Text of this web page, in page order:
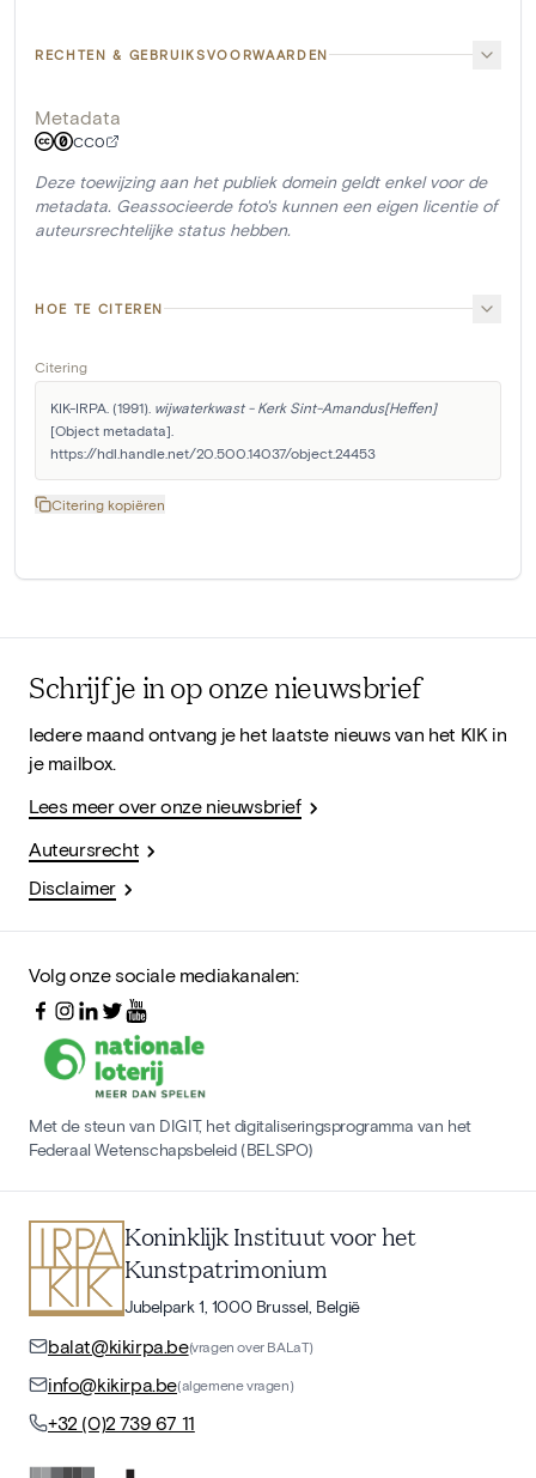
RECHTEN & GEBRUIKSVOORWAARDEN
Metadata
CC0
Deze toewijzing aan het publiek domein geldt enkel voor de
metadata. Geassocieerde foto's kunnen een eigen licentie of
auteursrechtelijke status hebben.
HOE TE CITEREN
Citering
KIK-IRPA. (1991). wijwaterkwast - Kerk Sint-Amandus[Heffen]
[Object metadata].
https://hdl.handle.net/20.500.14037/object.24453
Citering kopiëren
Schrijf je in op onze nieuwsbrief
Iedere maand ontvang je het laatste nieuws van het KIK in
je mailbox.
Lees meer over onze nieuwsbrief
Auteursrecht
Disclaimer
Volg onze sociale mediakanalen:
Met de steun van DIGIT, het digitaliseringsprogramma van het
Federaal Wetenschapsbeleid (BELSPO)
Koninklijk Instituut voor het
Kunstpatrimonium
Jubelpark 1, 1000 Brussel, België
balat@kikirpa.be(vragen over BALaT)
info@kikirpa.be(algemene vragen)
+32 (0)2 739 67 11